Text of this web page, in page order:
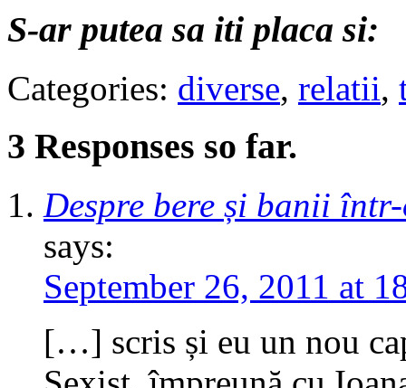
S-ar putea sa iti placa si:
Categories: diverse, relatii,
3 Responses so far.
Despre bere și banii
says:
September 26, 2011 at
[…] scris și eu un nou